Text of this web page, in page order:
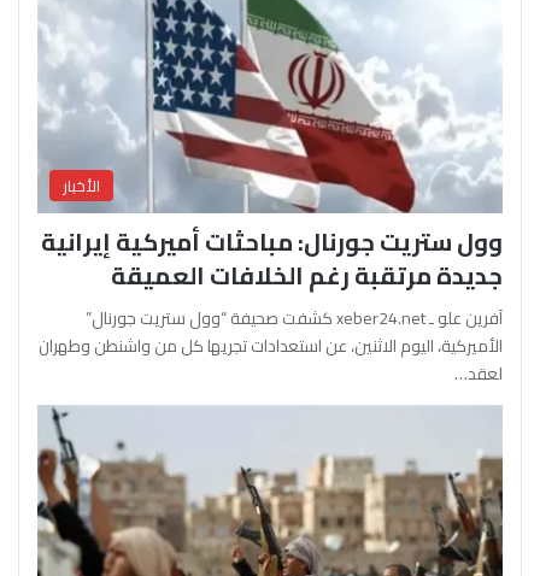
الأخبار
وول ستريت جورنال: مباحثات أميركية إيرانية
جديدة مرتقبة رغم الخلافات العميقة
آفرين علو ـ xeber24.net كشفت صحيفة “وول ستريت جورنال”
الأميركية، اليوم الاثنين، عن استعدادات تجريها كل من واشنطن وطهران
لعقد…